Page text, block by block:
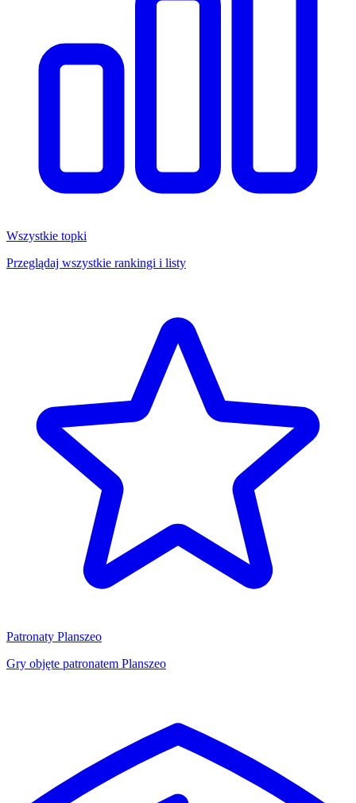
Wszystkie topki
Przeglądaj wszystkie rankingi i listy
Patronaty Planszeo
Gry objęte patronatem Planszeo